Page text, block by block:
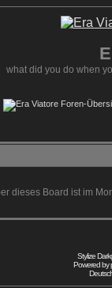
what did you do when
dieses Board ist im
Stylize
Powered by